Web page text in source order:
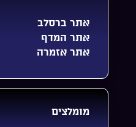
אתר ברסלב
אתר המדף
אתר אזמרה
מומלצים